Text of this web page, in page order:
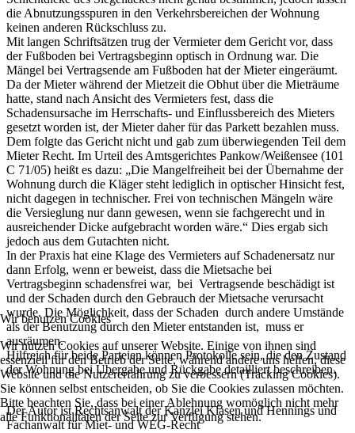
die Abnutzungsspuren in den Verkehrsbereichen der Wohnung
keinen anderen Rückschluss zu.
Mit langen Schriftsätzen trug der Vermieter dem Gericht vor, dass
der Fußboden bei Vertragsbeginn optisch in Ordnung war. Die
Mängel bei Vertragsende am Fußboden hat der Mieter eingeräumt.
Da der Mieter während der Mietzeit die Obhut über die Mieträume
hatte, stand nach Ansicht des Vermieters fest, dass die
Schadensursache im Herrschafts- und Einflussbereich des Mieters
gesetzt worden ist, der Mieter daher für das Parkett bezahlen muss.
Dem folgte das Gericht nicht und gab zum überwiegenden Teil dem
Mieter Recht. Im Urteil des Amtsgerichtes Pankow/Weißensee (101
C 71/05) heißt es dazu: „Die Mangelfreiheit bei der Übernahme der
Wohnung durch die Kläger steht lediglich in optischer Hinsicht fest,
nicht dagegen in technischer. Frei von technischen Mängeln wäre
die Versieglung nur dann gewesen, wenn sie fachgerecht und in
ausreichender Dicke aufgebracht worden wäre.“ Dies ergab sich
jedoch aus dem Gutachten nicht.
In der Praxis hat eine Klage des Vermieters auf Schadenersatz nur
dann Erfolg, wenn er beweist, dass die Mietsache bei
Vertragsbeginn schadensfrei war, bei Vertragsende beschädigt ist
und der Schaden durch den Gebrauch der Mietsache verursacht
wurde. Die Möglichkeit, dass der Schaden durch andere Umstände
als der Benutzung durch den Mieter entstanden ist, muss er
ausräumen.
Hilfreich für beide Parteien können Protokolle sein, die den Zustand
der Wohnung bei Übergabe und Rückgabe detailliert beschreiben.
Der Autor ist Rechtsanwalt der Kanzlei Klasen und Hennings und
Fachanwalt für Miet- und WEG-Recht
Wir benutzen Cookies
Wir nutzen Cookies auf unserer Website. Einige von ihnen sind
essenziell für den Betrieb der Seite, während andere uns helfen, diese
Website und die Nutzererfahrung zu verbessern (Tracking Cookies).
Sie können selbst entscheiden, ob Sie die Cookies zulassen möchten.
Bitte beachten Sie, dass bei einer Ablehnung womöglich nicht mehr
alle Funktionalitäten der Seite zur Verfügung stehen.